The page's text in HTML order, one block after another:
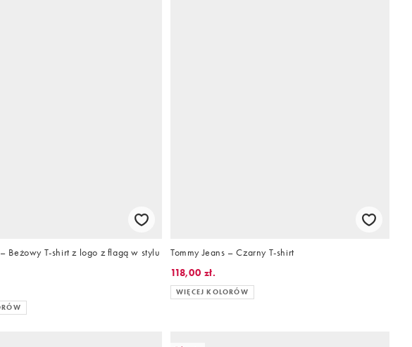
Beżowy T-shirt z logo z flagą w stylu
Tommy Jeans – Czarny T-shirt
118,00 zł.
WIĘCEJ KOLORÓW